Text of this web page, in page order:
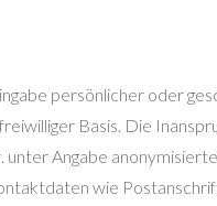
persönlicher oder
Basis. Die
unter Angabe
wie